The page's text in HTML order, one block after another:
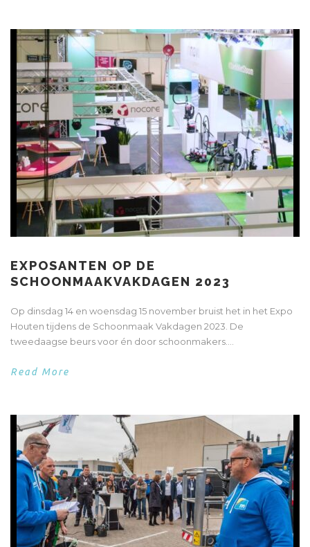
EXPOSANTEN OP DE
SCHOONMAAKVAKDAGEN 2023
Op dinsdag 14 en woensdag 15 november bruist het in het Expo
Houten tijdens de Schoonmaak Vakdagen 2023. De
tweedaagse beurs voor én door schoonmakers....
Read More